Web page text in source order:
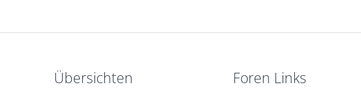
Übersichten Foren Links